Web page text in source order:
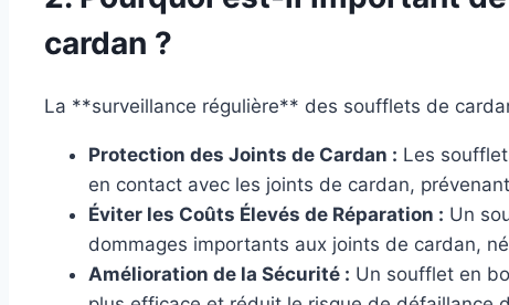
cardan ?
La **surveillance régulière** des soufflets de
Protection des Joints de Cardan : Les
en contact avec les joints de cardan,
Éviter les Coûts Élevés de Réparation : Un
dommages importants aux joints de cardan,
Amélioration de la Sécurité : Un soufflet en